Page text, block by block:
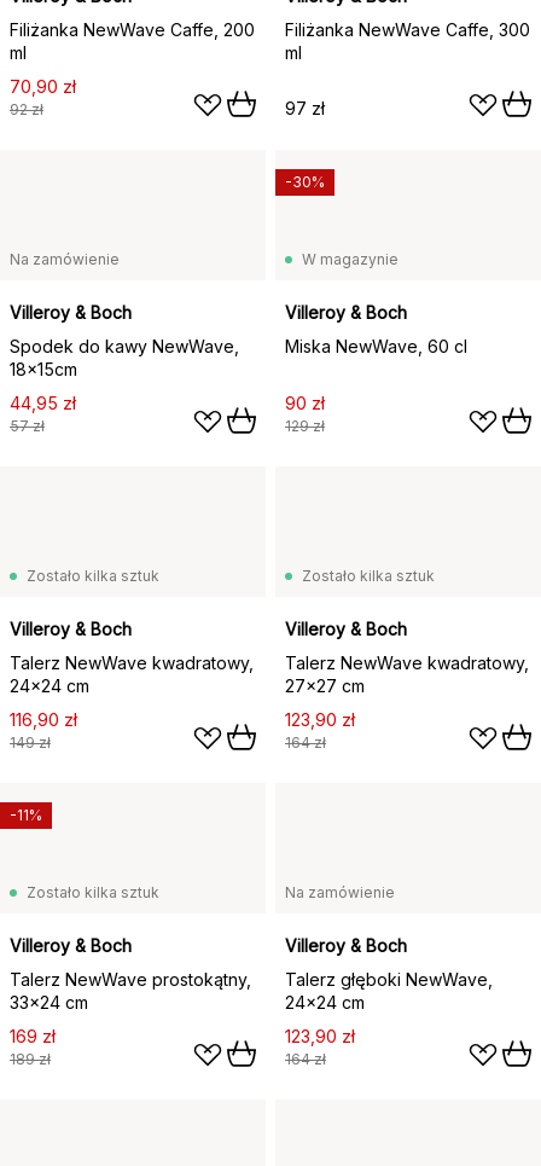
Filiżanka NewWave Caffe, 200
ml
70,90 zł
92 zł
Filiżanka NewWave Caffe, 300
ml
97 zł
Na zamówienie
Villeroy & Boch
Spodek do kawy NewWave,
18x15cm
44,95 zł
57 zł
W magazynie
Villeroy & Boch
Miska NewWave, 60 cl
90 zł
129 zł
-30%
Zostało kilka sztuk
Villeroy & Boch
Talerz NewWave kwadratowy,
24x24 cm
116,90 zł
149 zł
Zostało kilka sztuk
Villeroy & Boch
Talerz NewWave kwadratowy,
27x27 cm
123,90 zł
164 zł
Zostało kilka sztuk
Villeroy & Boch
Talerz NewWave prostokątny,
33x24 cm
169 zł
189 zł
-11%
Na zamówienie
Villeroy & Boch
Talerz głęboki NewWave,
24x24 cm
123,90 zł
164 zł